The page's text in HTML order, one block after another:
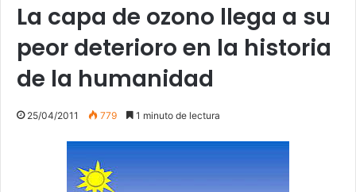
La capa de ozono llega a su
peor deterioro en la historia
de la humanidad
25/04/2011 779 1 minuto de lectura